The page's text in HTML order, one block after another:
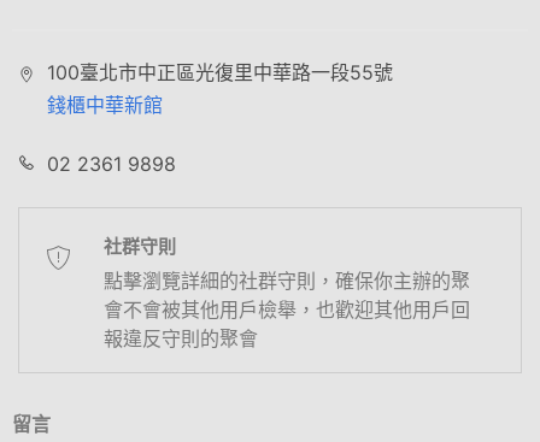
100臺北市中正區光復里中華路一段55號
錢櫃中華新館
02 2361 9898
社群守則
點擊瀏覽詳細的社群守則，確保你主辦的聚
會不會被其他用戶檢舉，也歡迎其他用戶回
報違反守則的聚會
留言